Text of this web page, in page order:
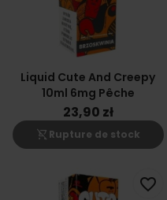
Liquid Cute And Creepy
10ml 6mg Pêche
23,90 zł
shopping_cart_off Rupture de stock
favorite_border